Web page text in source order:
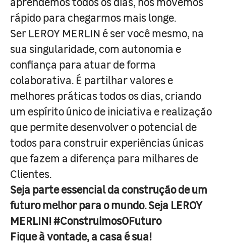
rápido para chegarmos mais longe.
Ser LEROY MERLIN é ser você mesmo, na
sua singularidade, com autonomia e
confiança para atuar de forma
colaborativa. É partilhar valores e
melhores práticas todos os dias, criando
um espírito único de iniciativa e realização
que permite desenvolver o potencial de
todos para construir experiências únicas
que fazem a diferença para milhares de
Clientes.
Seja parte essencial da construção de um
futuro melhor para o mundo. Seja LEROY
MERLIN! #ConstruimosOFuturo
Fique à vontade, a casa é sua!